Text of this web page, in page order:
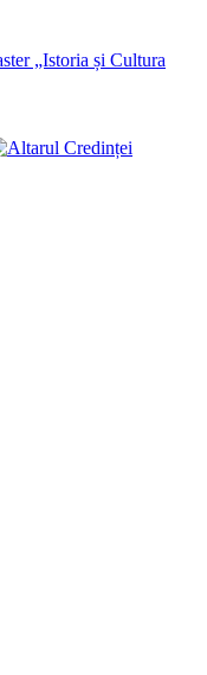
„Istoria și Cultura